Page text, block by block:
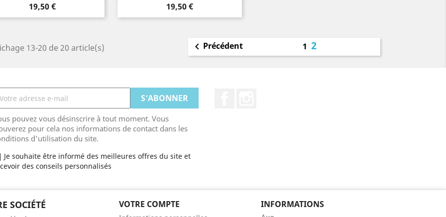
Prix
19,50 € Prix
19,50 €
13-20 de 20 article(s)  Précédent 1 2
pouvez vous désinscrire à tout moment. Vous
pour cela nos informations de contact dans les
d'utilisation du site.
Je souhaite être informé des meilleures offres du site et
des conseils personnalisés
SOCIÉTÉ VOTRE COMPTE
INFORMATIONS